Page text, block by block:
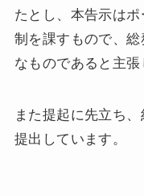
たとし、本告示は
制を課すもので、
なものであると主張
また提起に先立ち
提出しています。